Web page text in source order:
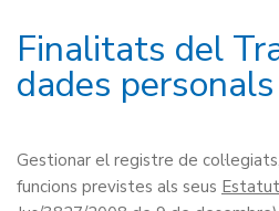
Finalitats del
dades personals
Gestionar el registre de
funcions previstes als seus